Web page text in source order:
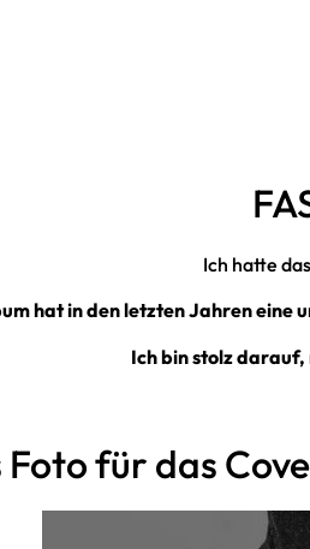
Ich hatte
hat in den letzten Jahren eine
Ich bin stolz
Foto für das